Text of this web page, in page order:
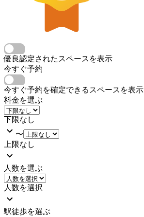
優良認定されたスペースを表示
今すぐ予約
今すぐ予約を確定できるスペースを表示
料金を選ぶ
下限なし
〜
上限なし
人数を選ぶ
人数を選択
駅徒歩を選ぶ